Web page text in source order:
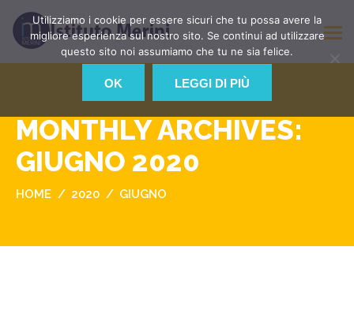
MONTHLY ARCHIVES:
GIUGNO 2020
HOME 2020 GIUGNO
Utilizziamo i cookie per essere sicuri che tu possa avere la
migliore esperienza sul nostro sito. Se continui ad utilizzare
questo sito noi assumiamo che tu ne sia felice.
OK LEGGI DI PIÙ